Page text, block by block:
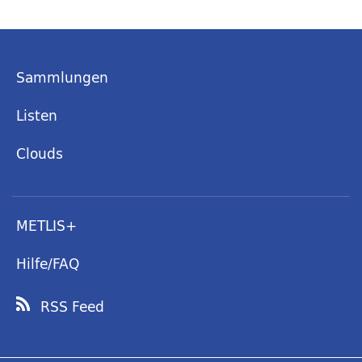
Sammlungen
Listen
Clouds
METLIS+
Hilfe/FAQ
RSS Feed